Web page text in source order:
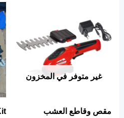
غير متوفر في المخزون
مقص وقاطع العشب